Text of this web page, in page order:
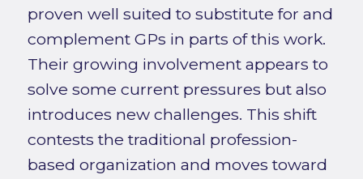
proven well suited to substitute for and
complement GPs in parts of this work.
Their growing involvement appears to
solve some current pressures but also
introduces new challenges. This shift
contests the traditional profession-
based organization and moves toward